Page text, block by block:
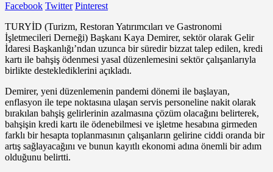
Facebook Twitter Pinterest
TURYİD (Turizm, Restoran Yatırımcıları ve Gastronomi
İşletmecileri Derneği) Başkanı Kaya Demirer, sektör olarak Gelir
İdaresi Başkanlığı’ndan uzunca bir süredir bizzat talep edilen, kredi
kartı ile bahşiş ödenmesi yasal düzenlemesini sektör çalışanlarıyla
birlikte desteklediklerini açıkladı.
Demirer, yeni düzenlemenin pandemi dönemi ile başlayan,
enflasyon ile tepe noktasına ulaşan servis personeline nakit olarak
bırakılan bahşiş gelirlerinin azalmasına çözüm olacağını belirterek,
bahşişin kredi kartı ile ödenebilmesi ve işletme hesabına girmeden
farklı bir hesapta toplanmasının çalışanların gelirine ciddi oranda bir
artış sağlayacağını ve bunun kayıtlı ekonomi adına önemli bir adım
olduğunu belirtti.